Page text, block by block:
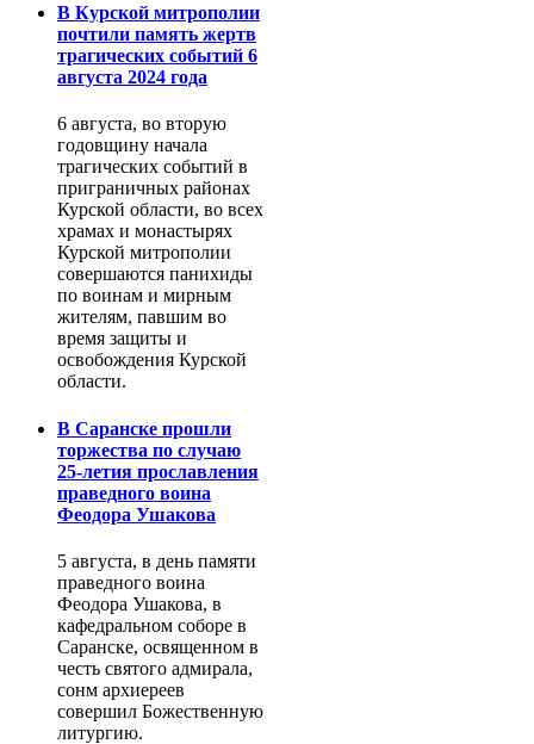
В Курской митрополии
почтили память жертв
трагических событий 6
августа 2024 года
6 августа, во вторую
годовщину начала
трагических событий в
приграничных районах
Курской области, во всех
храмах и монастырях
Курской митрополии
совершаются панихиды
по воинам и мирным
жителям, павшим во
время защиты и
освобождения Курской
области.
В Саранске прошли
торжества по случаю
25-летия прославления
праведного воина
Феодора Ушакова
5 августа, в день памяти
праведного воина
Феодора Ушакова, в
кафедральном соборе в
Саранске, освященном в
честь святого адмирала,
сонм архиереев
совершил Божественную
литургию.